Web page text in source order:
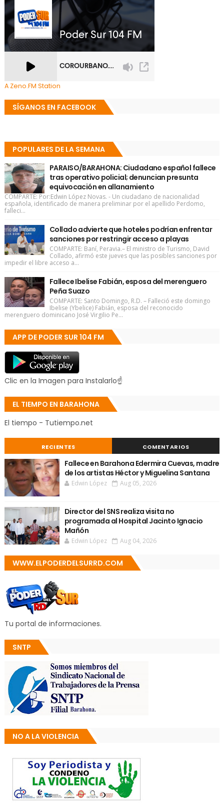
A Zeno.FM Station
SÍGANOS EN FACEBOOK
POPULARES DE LA SEMANA
PARAISO/BARAHONA: Ciudadano español fallece
tras operativo policial; denuncian presunta
equivocación en allanamiento
COMPARTE: Por:Edwin López Novas. - Un ciudadano de nacionalidad
española, identificado de manera preliminar por el apellido Perdomo,
falleci...
Collado advierte que hoteles podrían enfrentar
sanciones por restringir acceso a playas
COMPARTE: Baní, Peravia.– El ministro de Turismo, David
Collado, afirmó este jueves que las posibles sanciones por
impedir el libre acceso a...
Fallece Ibelise Fabián, esposa del merenguero
Peña Suazo
COMPARTE: Santo Domingo, R.D. – Falleció este domingo
Ibelise (Ybelice) Fabián, esposa del reconocido
merenguero dominicano José Virgilio Pe...
APP DE PODER SUR 104 FM
Clic en la Imagen para Instalarlo☝
EL TIEMPO EN BARAHONA
El tiempo - Tutiempo.net
RECIENTES COMENTARIOS
Fallece en Barahona Edermira Cuevas, madre
de los artistas Héctor y Miguelina Santana
Edwin López Aug 05, 2026
Director del SNS realiza visita no
programada al Hospital Jacinto Ignacio
Mañón
Edwin López Aug 04, 2026
WWW.ELPODERDELSURRD.COM
Tu portal de informaciones.
SNTP
NO A LA VIOLENCIA